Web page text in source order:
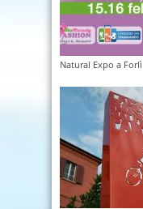
Natural Expo a Forlì